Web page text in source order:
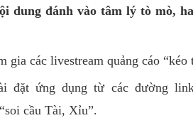
dung đánh vào tâm lý tò mò,
gia các livestream quảng cáo
đặt ứng dụng từ các đường
cầu Tài, Xỉu”.